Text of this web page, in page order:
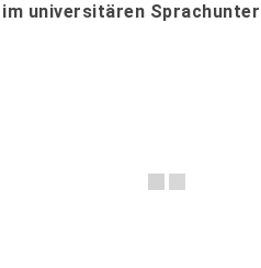
universitären